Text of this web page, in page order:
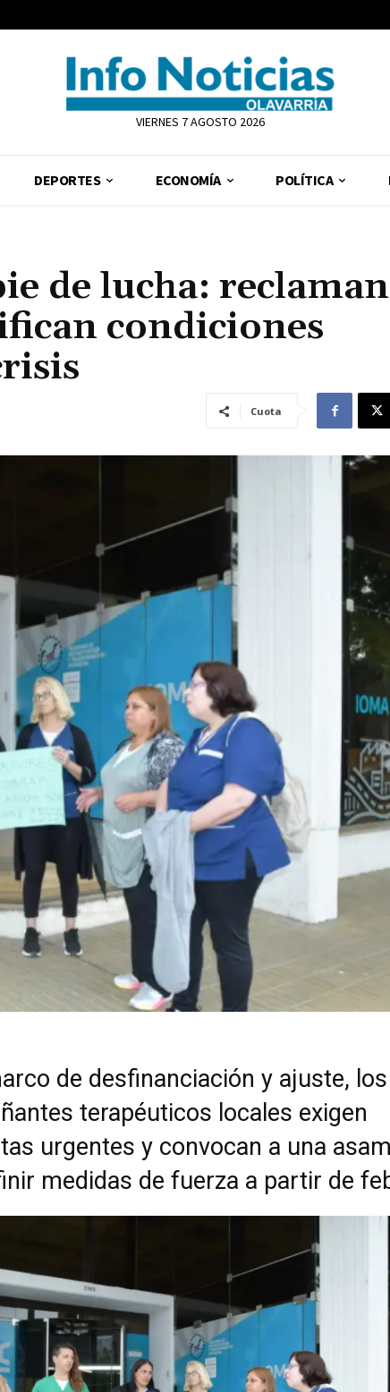
VIERNES 7 AGOSTO 2026
DEPORTES ECONOMÍA POLÍTICA
de lucha: reclaman
condiciones
Cuota
de desfinanciación y ajuste, los
terapéuticos locales exigen
urgentes y convocan a una
medidas de fuerza a partir de